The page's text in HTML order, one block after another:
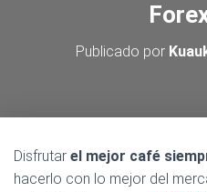
Publicado por
Disfrutar el mejor café
hacerlo con lo mejor del